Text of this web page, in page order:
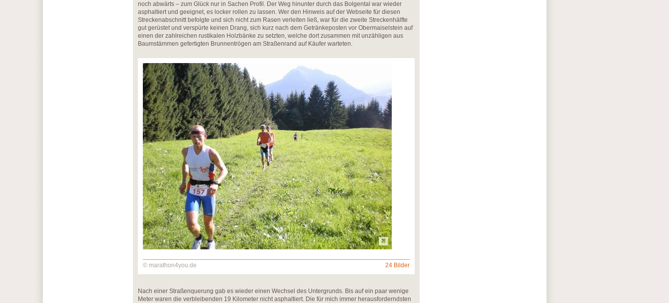
noch abwärts – zum Glück nur in Sachen Profil. Der Weg hinunter durch das Bolgental war wieder
asphaltiert und geeignet, es locker rollen zu lassen. Wer den Hinweis auf der Webseite für diesen
Streckenabschnitt befolgte und sich nicht zum Rasen verleiten ließ, war für die zweite Streckenhälfte
gut gerüstet und verspürte keinen Drang, sich kurz nach dem Getränkeposten vor Obermaiselstein auf
einen der zahlreichen rustikalen Holzbänke zu setzten, welche dort zusammen mit unzähligen aus
Baumstämmen gefertigten Brunnentrögen am Straßenrand auf Käufer warteten.
© marathon4you.de 24 Bilder
Nach einer Straßenquerung gab es wieder einen Wechsel des Untergrunds. Bis auf ein paar wenige
Meter waren die verbleibenden 19 Kilometer nicht asphaltiert. Die für mich immer herausforderndsten